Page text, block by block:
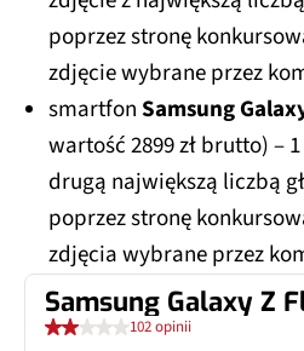
poprzez stronę
zdjęcie wybrane przez
smartfonSamsung
wartość 2899 zł brutto) –
drugą największą liczbą
poprzez stronę
zdjęcia wybrane przez
Samsung Galaxy Z
102 opinii